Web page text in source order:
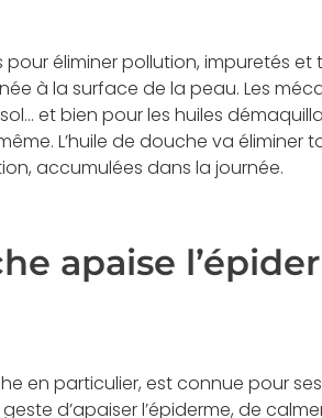
pour éliminer pollution, impuretés
à la surface de la peau. Les
et bien pour les huiles
L’huile de douche va éliminer
accumulées dans la journée.
apaise
en particulier, est connue pour
d’apaiser l’épiderme, de